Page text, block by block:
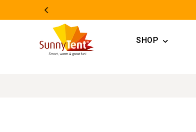
tartalomhoz
SHOP